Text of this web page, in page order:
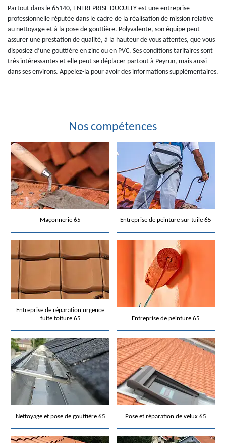
Partout dans le 65140, ENTREPRISE DUCULTY est une entreprise
professionnelle réputée dans le cadre de la réalisation de mission relative
au nettoyage et à la pose de gouttière. Polyvalente, son équipe peut
assurer une prestation de qualité, à la hauteur de vous attentes, que vous
disposiez d’une gouttière en zinc ou en PVC. Ses conditions tarifaires sont
très intéressantes et elle peut se déplacer partout à Peyrun, mais aussi
dans ses environs. Appelez-la pour avoir des informations supplémentaires.
Nos compétences
Maçonnerie 65 Entreprise de peinture sur tuile 65
Entreprise de réparation urgence
fuite toiture 65
Entreprise de peinture 65
Nettoyage et pose de gouttière 65 Pose et réparation de velux 65